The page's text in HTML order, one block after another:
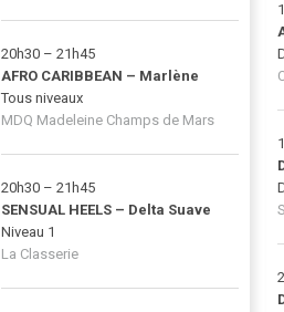
20h30 – 21h45
AFRO CARIBBEAN – Marlène
Tous niveaux
MDQ Madeleine Champs de Mars
20h30 – 21h45
SENSUAL HEELS – Delta Suave
Niveau 1
La Classerie